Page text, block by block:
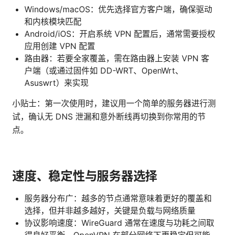
Windows/macOS：优先选择官方客户端，确保驱动
和内核模块匹配
Android/iOS：开启系统 VPN 配置后，通常需要授权
应用创建 VPN 配置
路由器：若要全家覆盖，需在路由器上安装 VPN 客
户端（或通过固件如 DD-WRT、OpenWrt、
Asuswrt）来实现
小贴士：第一次使用时，建议用一个简单的服务器进行测
试，确认无 DNS 泄漏和意外断线再切换到你常用的节
点。
速度、稳定性与服务器选择
服务器分布广：越多的节点通常意味着更好的覆盖和
选择，但并非越多越好，关键是负载与网络质量
协议影响速度：WireGuard 通常在速度与功耗之间取